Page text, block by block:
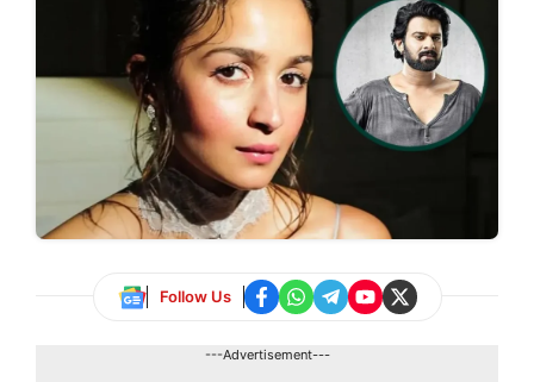
Follow Us
---Advertisement---